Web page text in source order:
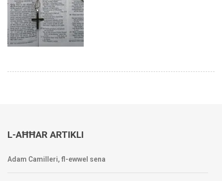
L-AĦĦAR ARTIKLI
Adam Camilleri, fl-ewwel sena